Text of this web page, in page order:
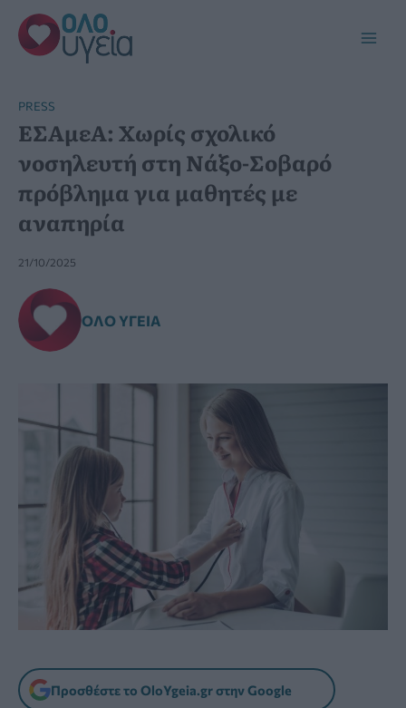
Μετάβαση
στο
περιεχόμενο
PRESS
ΕΣΑμεΑ: Χωρίς σχολικό
νοσηλευτή στη Νάξο-Σοβαρό
πρόβλημα για μαθητές με
αναπηρία
21/10/2025
ΌΛΟ ΥΓΕΊΑ
Προσθέστε το OloYgeia.gr στην Google